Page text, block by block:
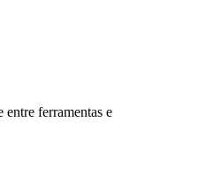
ferramentas e